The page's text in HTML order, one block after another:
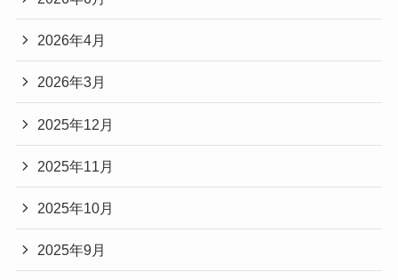
2026年4月
2026年3月
2025年12月
2025年11月
2025年10月
2025年9月